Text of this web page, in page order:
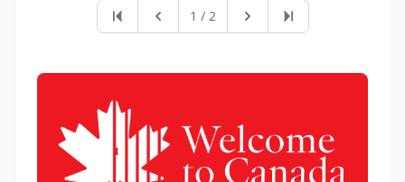
第一页 上一页 1 / 2 下一页 最后一页